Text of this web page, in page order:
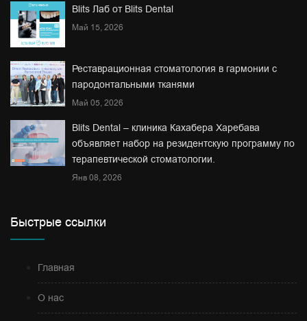
Blits Лаб от Blits Dental
Май 15, 2026
Реставрационная стоматология в гармонии с
пародонтальными тканями
Май 05, 2026
Blits Dental – клиника Кахабера Харебава
объявляет набор на резидентскую программу по
терапевтической стоматологии.
Янв 08, 2026
Быстрые ссылки
Главная
О нас